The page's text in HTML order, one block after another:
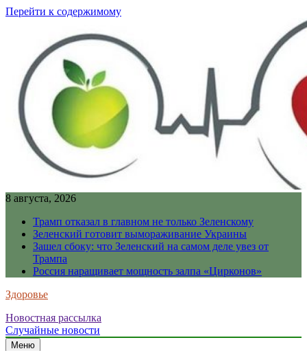
Перейти к содержимому
8 августа, 2026
Трамп отказал в главном не только Зеленскому
Зеленский готовит вымораживание Украины
Зашел сбоку: что Зеленский на самом деле увез от
Трампа
Россия наращивает мощность залпа «Цирконов»
Здоровье
Новостная рассылка
Случайные новости
Меню